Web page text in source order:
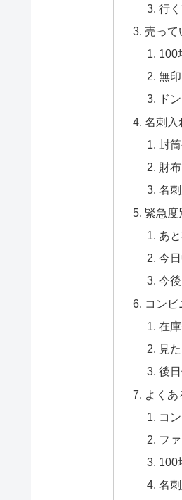
行
売って
100
無
ド
名刺入
封
財
名
緊急度
あ
今
今
コン
在
見
後
よく
コ
フ
100
名